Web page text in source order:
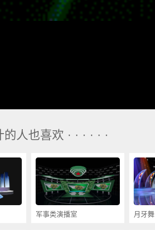
人也喜欢 · · · · · ·
军事类演播室 月牙